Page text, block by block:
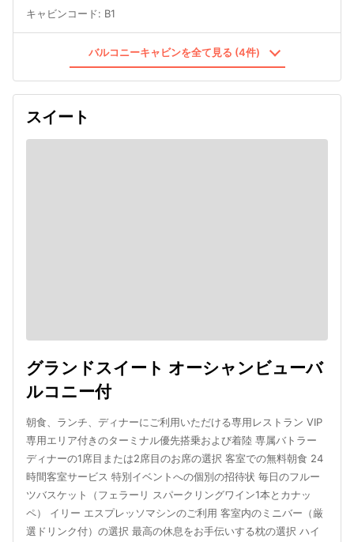
キャビンコード: B1
バルコニーキャビンを全て見る (4件)
スイート
グランドスイート オーシャンビューバ
ルコニー付
朝食、ランチ、ディナーにご利用いただける専用レストラン VIP
専用エリア付きのターミナル優先搭乗および着陸 専属バトラー
ディナーの1席目または2席目のお席の選択 客室での無料朝食 24
時間客室サービス 特別イベントへの個別の招待状 毎日のフルー
ツバスケット（フェラーリ スパークリングワイン1本とカナッ
ペ） イリー エスプレッソマシンのご利用 客室内のミニバー（厳
選ドリンク付）の選択 最高の休息をお手伝いする枕の選択 ハイ